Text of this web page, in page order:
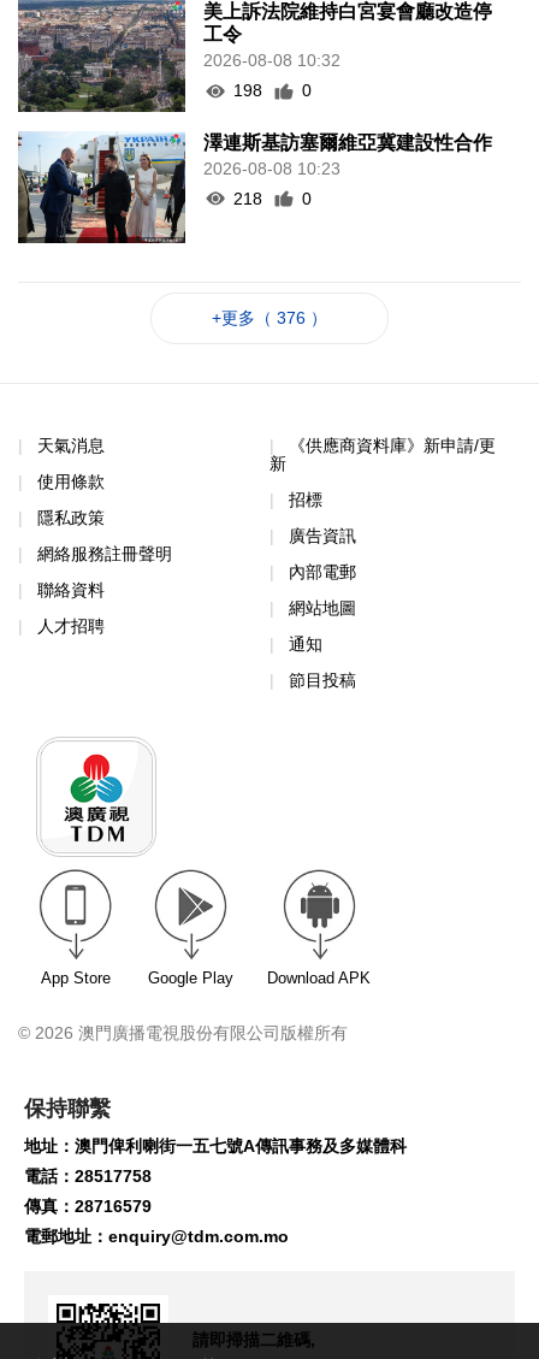
美上訴法院維持白宮宴會廳改造停
工令
2026-08-08 10:32
198
0
澤連斯基訪塞爾維亞冀建設性合作
2026-08-08 10:23
218
0
+更多（ 376 ）
天氣消息
使用條款
隱私政策
網絡服務註冊聲明
聯絡資料
人才招聘
《供應商資料庫》新申請/更
新
招標
廣告資訊
內部電郵
網站地圖
通知
節目投稿
App Store Google Play Download APK
© 2026 澳門廣播電視股份有限公司版權所有
保持聯繫
地址：澳門俾利喇街一五七號A傳訊事務及多媒體科
電話：28517758
傳真：28716579
電郵地址： enquiry@tdm.com.mo
請即掃描二維碼,